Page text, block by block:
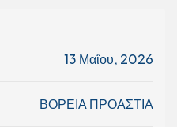
13 Μαΐου, 2026
ΒΟΡΕΙΑ ΠΡΟΑΣΤΙΑ